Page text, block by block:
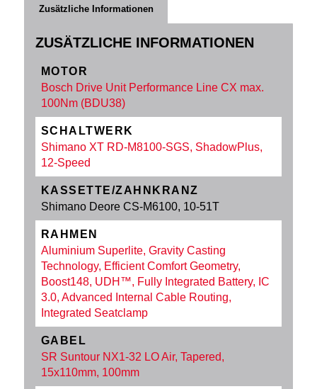
Zusätzliche Informationen
ZUSÄTZLICHE INFORMATIONEN
MOTOR
Bosch Drive Unit Performance Line CX max.
100Nm (BDU38)
SCHALTWERK
Shimano XT RD-M8100-SGS, ShadowPlus,
12-Speed
KASSETTE/ZAHNKRANZ
Shimano Deore CS-M6100, 10-51T
RAHMEN
Aluminium Superlite, Gravity Casting
Technology, Efficient Comfort Geometry,
Boost148, UDH™, Fully Integrated Battery, IC
3.0, Advanced Internal Cable Routing,
Integrated Seatclamp
GABEL
SR Suntour NX1-32 LO Air, Tapered,
15x110mm, 100mm